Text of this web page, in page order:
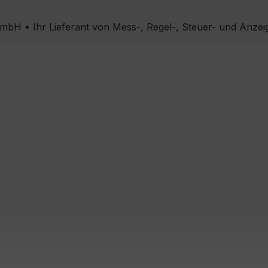
• Ihr Lieferant von Mess-, Regel-, Steuer- und